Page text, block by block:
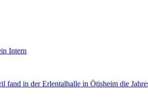
Intern
in der Erlentalhalle in Ötisheim die